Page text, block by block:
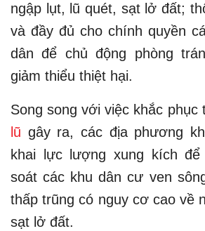
ngập lụt, lũ quét, sạt lở đất;
và đầy đủ cho chính quyền
dân để chủ động phòng
giảm thiểu thiệt hại.
Song song với việc khắc phục
lũ gây ra, các địa phương
khai lực lượng xung kích
soát các khu dân cư ven
thấp trũng có nguy cơ cao về
sạt lở đất.